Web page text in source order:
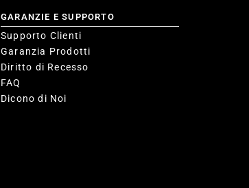
GARANZIE E SUPPORTO
Supporto Clienti
Garanzia Prodotti
Diritto di Recesso
FAQ
Dicono di Noi